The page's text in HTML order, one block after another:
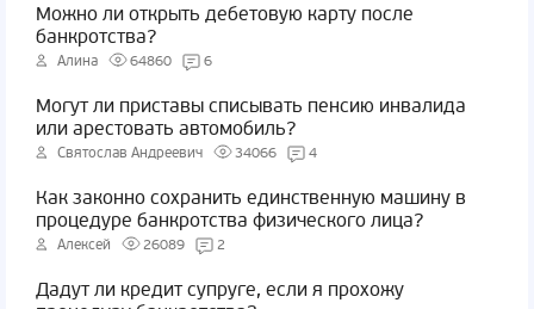
Можно ли открыть дебетовую карту после
банкротства?
Алина 64860 6
Могут ли приставы списывать пенсию инвалида
или арестовать автомобиль?
Святослав Андреевич 34066 4
Как законно сохранить единственную машину в
процедуре банкротства физического лица?
Алексей 26089 2
Дадут ли кредит супруге, если я прохожу